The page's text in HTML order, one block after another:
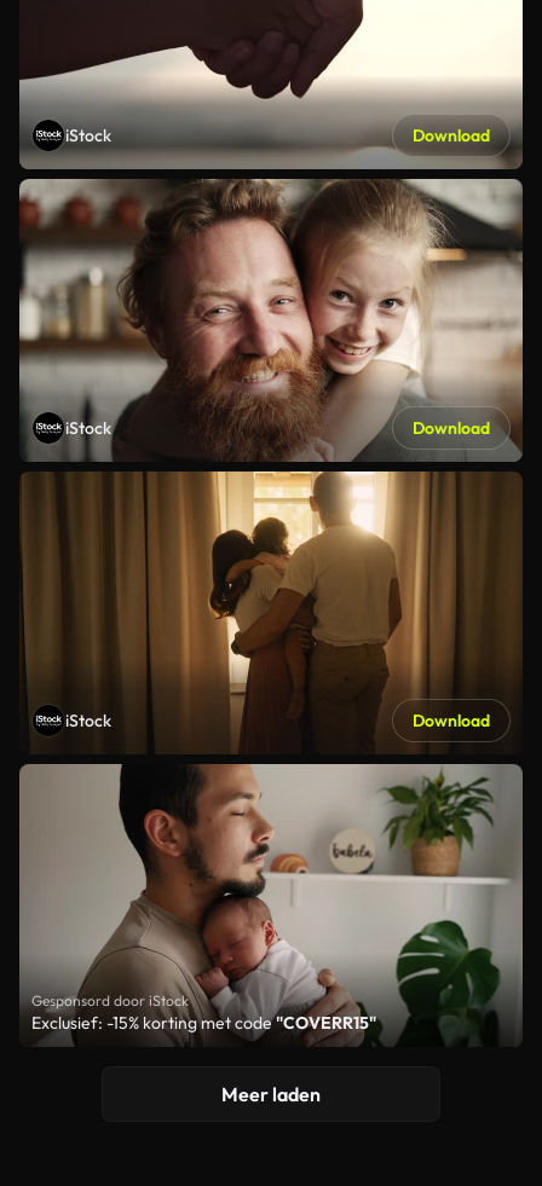
iStock Download
iStock Download
iStock Download
Gesponsord door iStock
Exclusief: -15% korting met code"COVERR15"
Meer laden